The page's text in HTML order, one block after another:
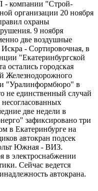
- компании "Строй-
организации 20 ноября
охраны
9 ноября
две воздушные
- Сортировочная, в
"Екатеринбургской
остались городская
Железнодорожного
"Уралинформбюро" в
не единственный случай
две недели в
зафиксировано три
в Екатеринбурге на
автокран подсек
Южная - ВИЗ.
в электроснабжении
Сейчас ведется
автокрана.